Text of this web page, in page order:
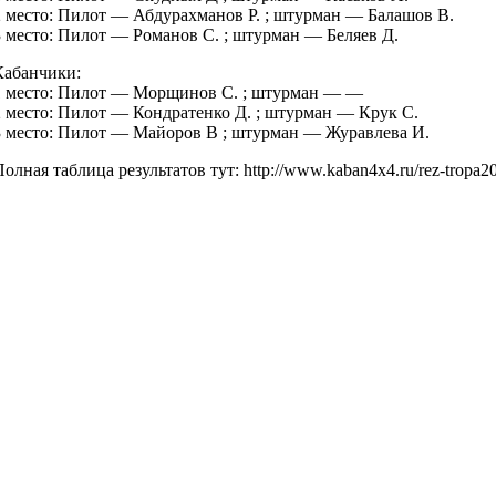
место: Пилот — Абдурахманов Р. ; штурман — Балашов В.
место: Пилот — Романов С. ; штурман — Беляев Д.
место: Пилот — Морщинов С. ; штурман — —
место: Пилот — Кондратенко Д. ; штурман — Крук С.
место: Пилот — Майоров В ; штурман — Журавлева И.
таблица результатов тут: http://www.kaban4x4.ru/rez-